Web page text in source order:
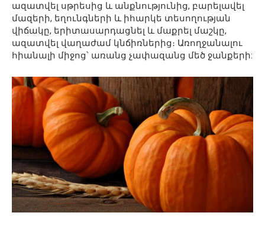
ազատվել սթրեսից և անքնությունից, բարելավել
մազերի, եղունգների և իհարկե տեսողության
վիճակը, երիտասարդացնել և մաքրել մաշկը,
ազատվել վաղաժամ կնճիռներից։ Առողջանալու
հիանալի միջոց՝ առանց չափազանց մեծ ջանքերի: